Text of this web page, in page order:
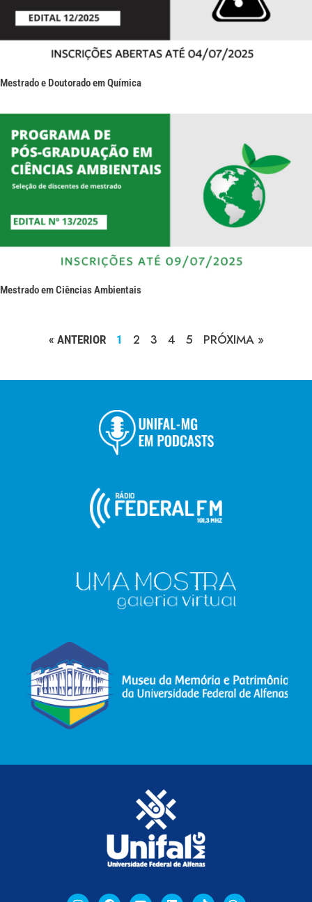
Mestrado e Doutorado em Química
Mestrado em Ciências Ambientais
« ANTERIOR 1 2 3 4 5 PRÓXIMA »